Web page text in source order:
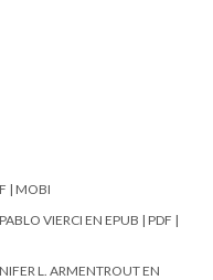
| MOBI
VIERCI EN EPUB | PDF |
L. ARMENTROUT EN